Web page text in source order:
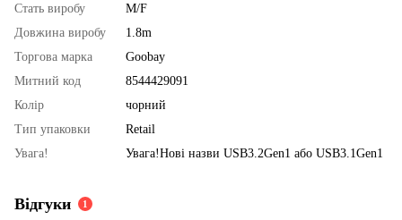
Стать виробу
M/F
Довжина виробу
1.8m
Торгова марка
Goobay
Митний код
8544429091
Колір
чорний
Тип упаковки
Retail
Увага!
Увага!Нові назви USB3.2Gen1 або USB3.1Gen1
Відгуки 1